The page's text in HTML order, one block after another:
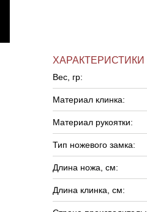
ХАРАКТЕРИСТИКИ
Вес, гр:
Материал клинка:
Материал рукоятки:
Тип ножевого замка:
Длина ножа, см:
Длина клинка, см: